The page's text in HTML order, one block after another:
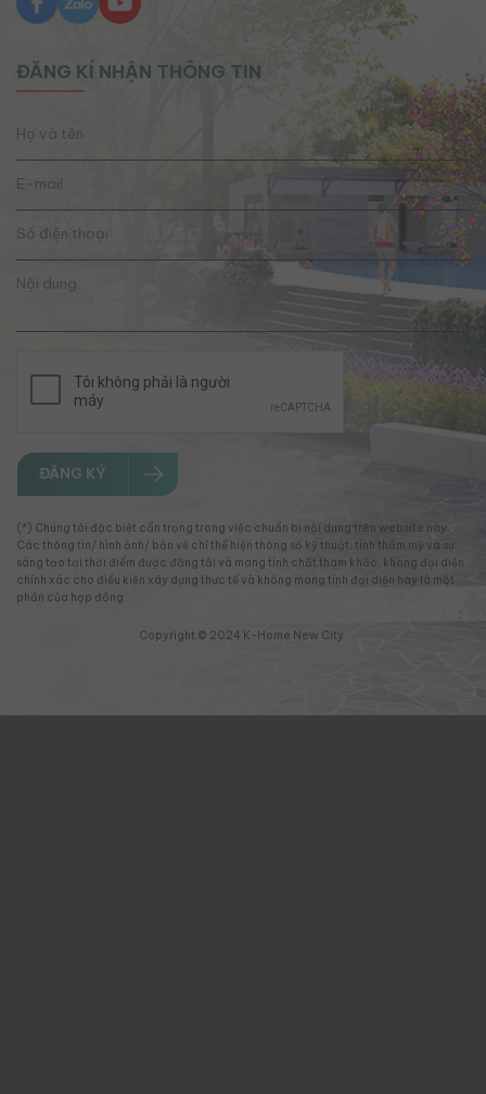
ĐĂNG KÍ NHẬN THÔNG TIN
ĐĂNG KÝ
(*) Chúng tôi đặc biệt cẩn trọng trong việc chuẩn bị nội dung trên website này.
Các thông tin/ hình ảnh/ bản vẽ chỉ thể hiện thông số kỹ thuật, tính thẩm mỹ và sự
sáng tạo tại thời điểm được đăng tải và mang tính chất tham khảo, không đại diện
chính xác cho điều kiện xây dựng thực tế và không mang tính đại diện hay là một
phần của hợp đồng.
Copyright © 2024 K-Home New City.